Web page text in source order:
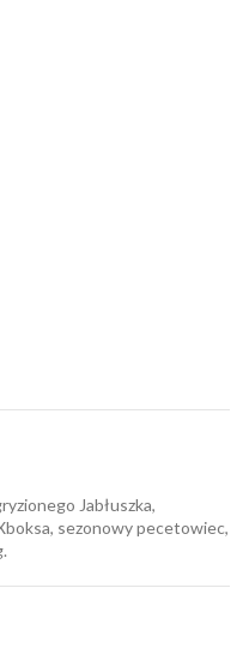
Jabłuszka,
sezonowy pecetowiec,